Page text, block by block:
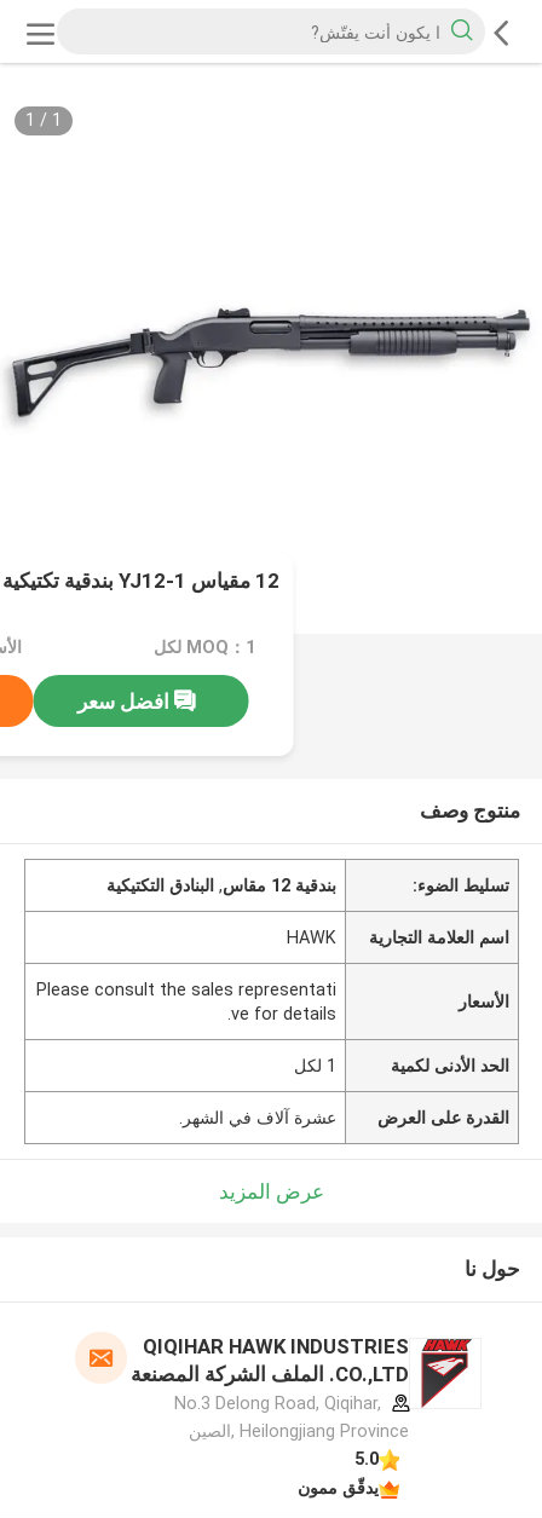
1
/
1
12 مقياس YJ12-1 بندقية تكتيكية يتم استخدامها للتكتيك
MOQ：1 لكل
افضل سعر
منتوج وصف
تسليط الضوء: بندقية 12 مقاس ,البنادق التكتيكية
اسم العلامة التجارية HAWK
الأسعار
Please consult the sales representati
ve for details.
الحد الأدنى لكمية 1 لكل
القدرة على العرض عشرة آلاف في الشهر.
عرض المزيد
حول نا
QIQIHAR HAWK INDUSTRIES
CO.,LTD. الملف الشركة المصنعة
No.3 Delong Road, Qiqihar,
Heilongjiang Province ,الصين
5.0
يدقّق ممون